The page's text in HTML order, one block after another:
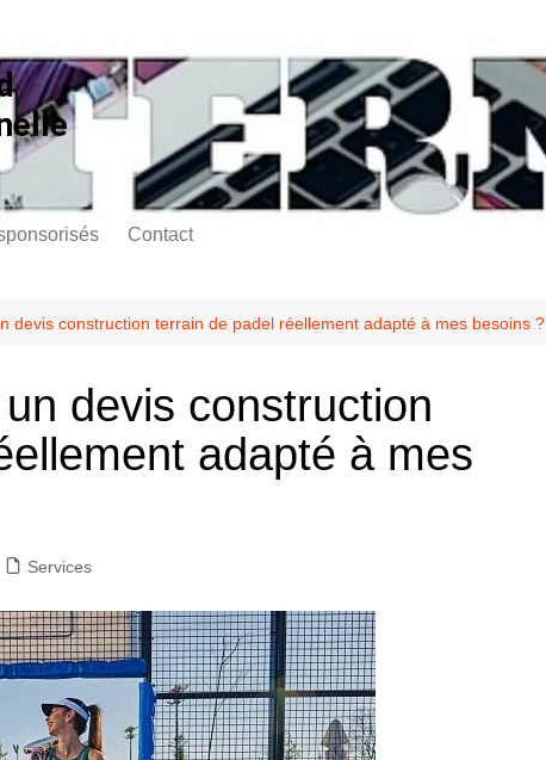
Contact
devis construction terrain de padel réellement adapté à mes besoins ?
devis construction
adapté à mes
Services